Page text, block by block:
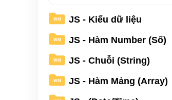
WM JS - Kiểu dữ liệu
WM JS - Hàm Number (Số)
WM JS - Chuỗi (String)
WM JS - Hàm Mảng (Array)